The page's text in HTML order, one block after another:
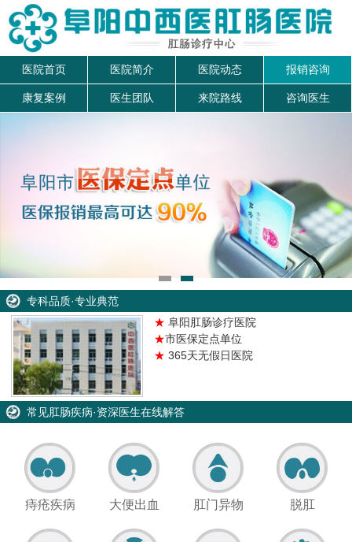
医院首页 医院简介 医院动态 报销咨询
康复案例 医生团队 来院路线 咨询医生
专科品质·专业典范
★ 阜阳肛肠诊疗医院
★市医保定点单位
★ 365天无假日医院
常见肛肠疾病·资深医生在线解答
痔疮疾病 大便出血 肛门异物 脱肛